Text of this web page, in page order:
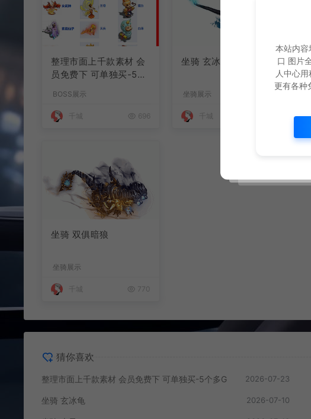
整理市面上千款素材 会
员免费下 可单独买-5个
BOSS展示
696
坐骑 玄冰龟
坐骑展示
坐骑 双俱暗狼
坐骑展示
770
猜你喜欢
整理市面上千款素材 会员免费下 可单独买-5个多G 2026-07-23
坐骑 玄冰龟 2026-07-10
本站内容
口 图片
人中心
更有各种